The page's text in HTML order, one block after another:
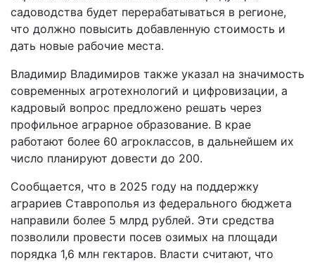
садоводства будет перерабатываться в регионе,
что должно повысить добавленную стоимость и
дать новые рабочие места.
Владимир Владимиров также указал на значимость
современных агротехнологий и цифровизации, а
кадровый вопрос предложено решать через
профильное аграрное образование. В крае
работают более 60 агроклассов, в дальнейшем их
число планируют довести до 200.
Сообщается, что в 2025 году на поддержку
аграриев Ставрополья из федерального бюджета
направили более 5 млрд рублей. Эти средства
позволили провести посев озимых на площади
порядка 1,6 млн гектаров. Власти считают, что